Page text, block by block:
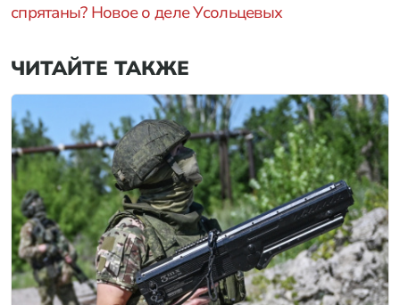
спрятаны? Новое о деле Усольцевых
ЧИТАЙТЕ ТАКЖЕ